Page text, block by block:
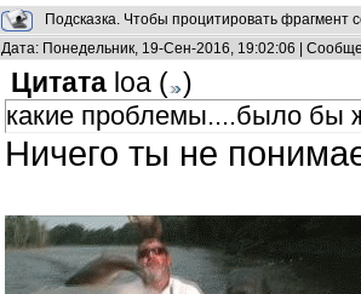
Подсказка. Чтобы процитировать фрагмент
Дата: Понедельник, 19-Сен-2016, 19:02:06 |
Цитата loa ( )
какие проблемы....было бы
Ничего ты не